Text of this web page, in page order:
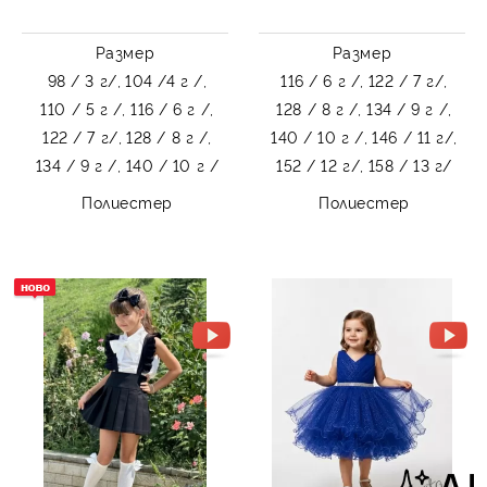
Размер
98 / 3 г/, 104 /4 г /,
110 / 5 г /, 116 / 6 г /,
122 / 7 г/, 128 / 8 г /,
134 / 9 г /, 140 / 10 г /
Полиестер
Размер
116 / 6 г /, 122 / 7 г/,
128 / 8 г /, 134 / 9 г /,
140 / 10 г /, 146 / 11 г/,
152 / 12 г/, 158 / 13 г/
Полиестер